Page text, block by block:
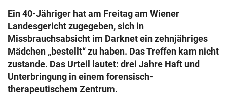
search
eingeben
Muthgasse 2, 1190 Wien
Ein 40-Jähriger hat am Freitag am Wiener
Landesgericht zugegeben, sich in
Missbrauchsabsicht im Darknet ein zehnjähriges
Mädchen „bestellt“ zu haben. Das Treffen kam nicht
zustande. Das Urteil lautet: drei Jahre Haft und
Unterbringung in einem forensisch-
therapeutischem Zentrum.